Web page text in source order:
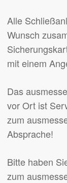
Alle
Wunsch
mit einem
Das
vor Ort ist
zum
Absprache!
Bitte haben
zum